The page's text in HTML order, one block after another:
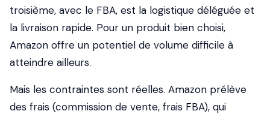
troisième, avec le FBA, est la logistique déléguée et
la livraison rapide. Pour un produit bien choisi,
Amazon offre un potentiel de volume difficile à
atteindre ailleurs.
Mais les contraintes sont réelles. Amazon prélève
des frais (commission de vente, frais FBA), qui